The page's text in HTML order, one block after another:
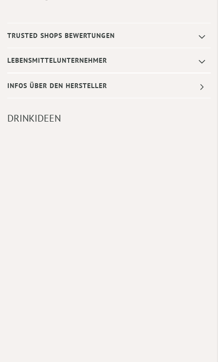
TRUSTED SHOPS BEWERTUNGEN
LEBENSMITTELUNTERNEHMER
INFOS ÜBER DEN HERSTELLER
DRINKIDEEN